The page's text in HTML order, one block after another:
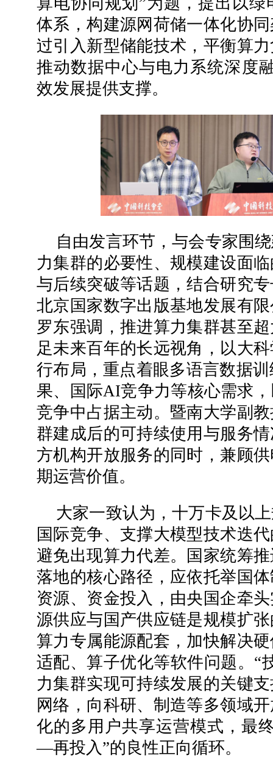
体系，构建源网荷储一体化协
过引入新型储能技术，平衡算
推动数据中心与电力系统深度
效发展提供支撑。
自由发言环节，与会专家围
力集群的必要性、规模建设面
与后续突破等话题，结合研究
北京国家数字出版基地发展有
罗东强调，推进算力集群甚至
足未来百年的长远视角，以大
行布局，重点着眼多语言数据
果、国际AI竞争力等核心需求
竞争中占据主动。暨南大学副
群建成后的可持续使用与服务
方机构开放服务的同时，兼顾
期运营价值。
大家一致认为，十万卡及以
国际竞争、支撑大模型技术迭
避免出现算力代差。国家统筹
落地的核心路径，应依托举国
资源、资金投入，由央国企牵
源供应与国产供应链是规模扩
算力专属能源配套，加快解决
适配、算子优化等软件问题。
力集群实现可持续发展的关键
网络，向科研、制造等多领域
化的多用户共享运营模式，
—再投入”的良性正向循环。